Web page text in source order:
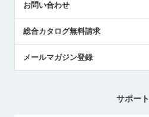
お問い合わせ
総合カタログ無料請求
メールマガジン登録
サポート